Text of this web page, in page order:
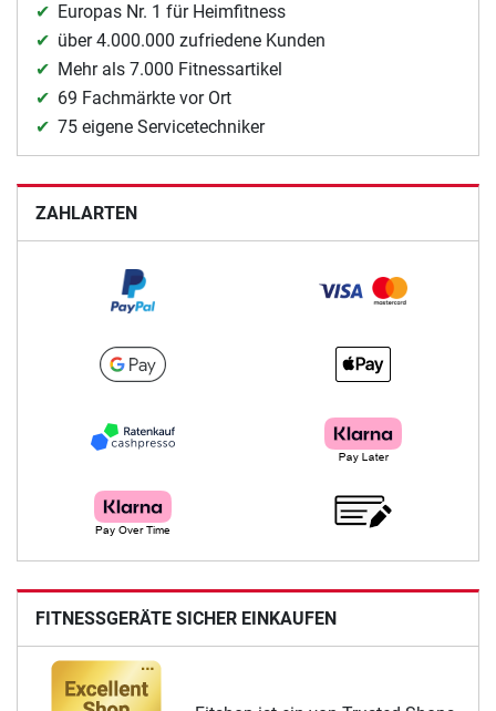
Europas Nr. 1 für Heimfitness
über 4.000.000 zufriedene Kunden
Mehr als 7.000 Fitnessartikel
69 Fachmärkte vor Ort
75 eigene Servicetechniker
ZAHLARTEN
FITNESSGERÄTE SICHER EINKAUFEN